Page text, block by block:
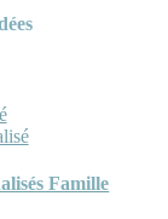
Famille